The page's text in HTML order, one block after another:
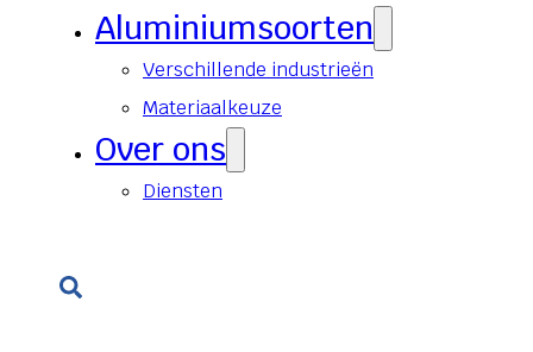
Aluminiumsoorten
Verschillende industrieën
Materiaalkeuze
Over ons
Diensten